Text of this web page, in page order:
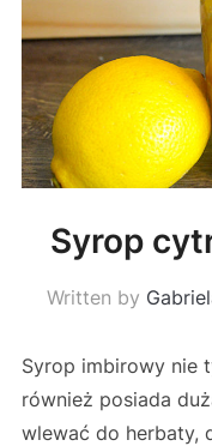
Syrop
Written by
Syrop imbirowy nie
również posiada
wlewać do herbaty,